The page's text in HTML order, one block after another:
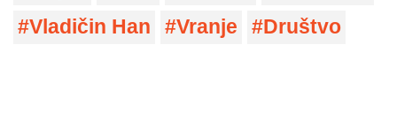
Vladičin Han
Vranje Društvo